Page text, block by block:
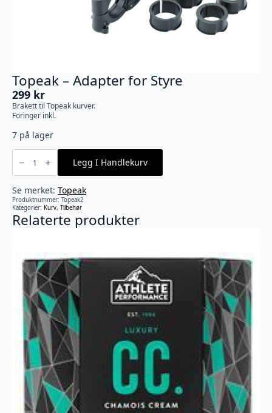
Topeak – Adapter for Styre
299 kr
Brakett til Topeak kurver.
Foringer inkl.
7 på lager
Topeak
Adapter
for
antall
Legg I Handlekurv
Se merket: Topeak
Produktnummer: Topeak2
Kategorier: Kurv, Tilbehør
Relaterte produkter